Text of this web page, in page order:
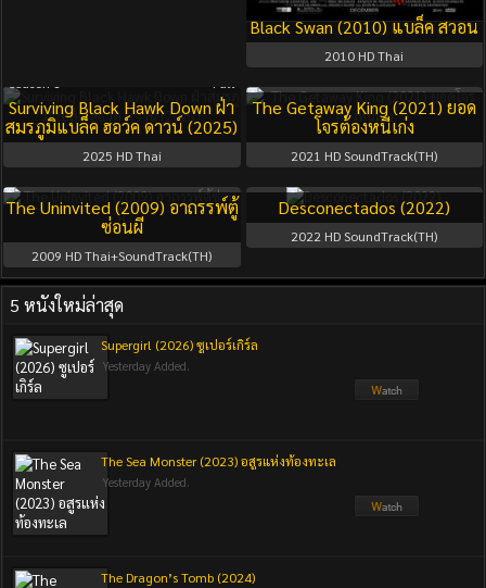
Black Swan (2010) แบล็ค สวอน
2010 HD Thai
Surviving Black Hawk Down ฝ่า
สมรภูมิแบล็ค ฮอว์ค ดาวน์ (2025)
2025 HD Thai
The Getaway King (2021) ยอด
โจรต้องหนีเก่ง
2021 HD SoundTrack(TH)
The Uninvited (2009) อาถรรพ์ตู้
ซ่อนผี
2009 HD Thai+SoundTrack(TH)
Desconectados (2022)
2022 HD SoundTrack(TH)
5 หนังใหม่ล่าสุด
Supergirl (2026) ซูเปอร์เกิร์ล
Yesterday Added.
The Sea Monster (2023) อสูรแห่งท้องทะเล
Yesterday Added.
The Dragon’s Tomb (2024)